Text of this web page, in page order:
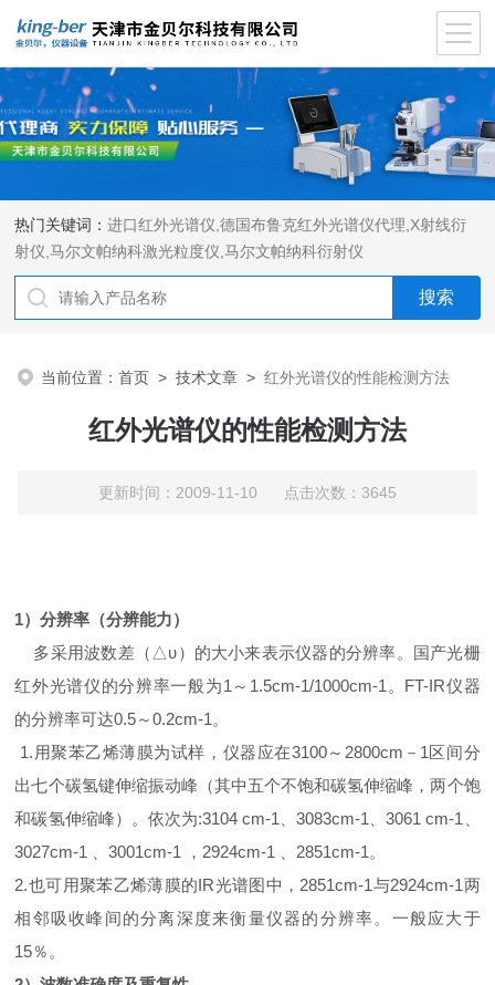
热门关键词：进口红外光谱仪 ,德国布鲁克红外光谱仪代理 X射线衍
射仪 ,马尔文帕纳科激光粒度仪 ,马尔文帕纳科衍射仪
当前位置：首页 >技术文章 >红外光谱仪的性能检测方法
红外光谱仪的性能检测方法
更新时间：2009-11-10 点击次数：3645
1）分辨率（分辨能力）
多采用波数差（△υ）的大小来表示仪器的分辨率。国产光栅
红外光谱仪的分辨率一般为1～1.5cm-1/1000cm-1。FT-IR仪器
的分辨率可达0.5～0.2cm-1。
1.用聚苯乙烯薄膜为试样，仪器应在3100～2800cm－1区间分
出七个碳氢键伸缩振动峰（其中五个不饱和碳氢伸缩峰，两个饱
和碳氢伸缩峰）。依次为:3104 cm-1、3083cm-1、3061 cm-1、
3027cm-1 、3001cm-1 ，2924cm-1 、2851cm-1。
2.也可用聚苯乙烯薄膜的IR光谱图中，2851cm-1与2924cm-1两
相邻吸收峰间的分离深度来衡量仪器的分辨率。一般应大于
15％。